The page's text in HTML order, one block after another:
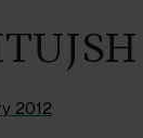
2012